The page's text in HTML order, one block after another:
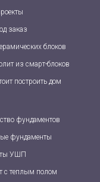
заказ
блоков
из смарт-блоков
построить дом
тво фундаментов
фундаменты
УШП
с теплым полом